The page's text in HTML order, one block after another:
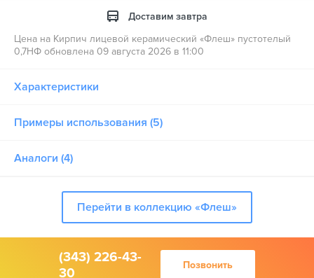
Доставим завтра
Цена на Кирпич лицевой керамический «Флеш» пустотелый
0,7НФ обновлена 09 августа 2026 в 11:00
Характеристики
Примеры использования (5)
Аналоги (4)
Перейти в коллекцию «Флеш»
(343) 226-43-
30
Позвонить